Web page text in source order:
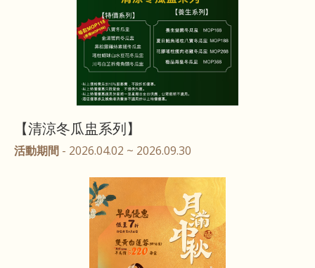
【清涼冬瓜盅系列】
活動期間 - 2026.04.02 ~ 2026.09.30